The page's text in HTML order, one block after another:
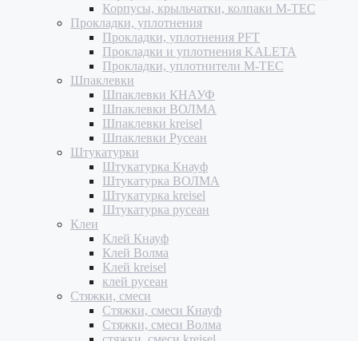
Корпусы, крыльчатки, колпаки M-TEC
Прокладки, уплотнения
Прокладки, уплотнения PFT
Прокладки и уплотнения KALETA
Прокладки, уплотнители M-TEC
Шпаклевки
Шпаклевки КНАУФ
Шпаклевки ВОЛМА
Шпаклевки kreisel
Шпаклевки Русеан
Штукатурки
Штукатурка Кнауф
Штукатурка ВОЛМА
Штукатурка kreisel
Штукатурка русеан
Клеи
Клей Кнауф
Клей Волма
Клей kreisel
клей русеан
Стяжки, смеси
Стяжки, смеси Кнауф
Стяжки, смеси Волма